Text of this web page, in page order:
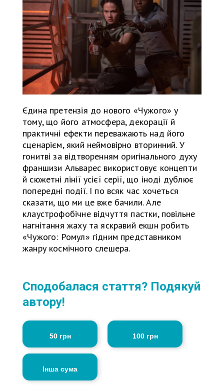
Єдина претензія до нового «Чужого» у
тому, що його атмосфера, декорації й
практичні ефекти переважають над його
сценарієм, який неймовірно вторинний. У
гонитві за відтворенням оригінального духу
франшизи Альварес використовує концепти
й сюжетні лінії усієї серії, що іноді дублює
попередні події. І по всяк час хочеться
сказати, що ми це вже бачили. Але
клаустрофобічне відчуття пастки, повільне
нагнітання жаху та яскравий екшн робить
«Чужого: Ромул» гідним представником
жанру космічного слешера.
Сподобалася стаття? Подякуй
автору!
50 грн 100 грн
Інша сума